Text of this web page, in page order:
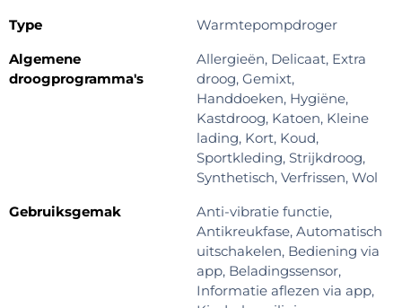
Type
Warmtepompdroger
Algemene
droogprogramma's
Allergieën, Delicaat, Extra
droog, Gemixt,
Handdoeken, Hygiëne,
Kastdroog, Katoen, Kleine
lading, Kort, Koud,
Sportkleding, Strijkdroog,
Synthetisch, Verfrissen, Wol
Gebruiksgemak
Anti-vibratie functie,
Antikreukfase, Automatisch
uitschakelen, Bediening via
app, Beladingssensor,
Informatie aflezen via app,